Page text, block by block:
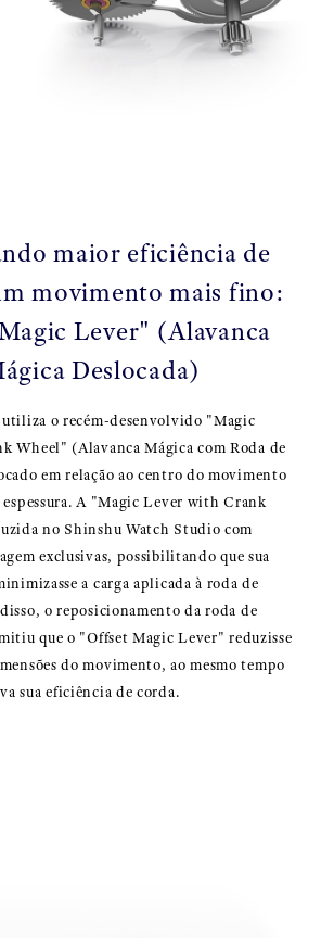
maior eficiência de
movimento mais fino:
Lever" (Alavanca
Deslocada)
o recém-desenvolvido "Magic
Wheel" (Alavanca Mágica com Roda de
em relação ao centro do movimento
espessura. A "Magic Lever with Crank
no Shinshu Watch Studio com
exclusivas, possibilitando que sua
a carga aplicada à roda de
o reposicionamento da roda de
que o "Offset Magic Lever" reduzisse
do movimento, ao mesmo tempo
sua eficiência de corda.